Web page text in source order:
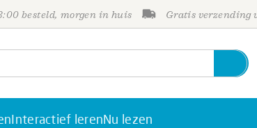
besteld, morgen in huis Gratis verzending
Interactief lerenNu lezen